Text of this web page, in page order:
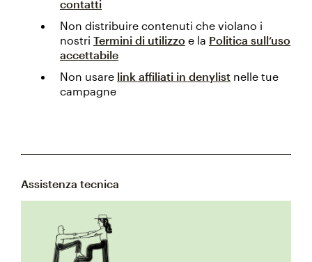
contatti
Non distribuire contenuti che violano i
nostri Termini di utilizzo e la Politica sull’uso
accettabile
Non usare link affiliati in denylist nelle tue
campagne
Assistenza tecnica